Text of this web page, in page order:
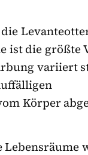
ist die größte
variiert
Körper
Lebensräume